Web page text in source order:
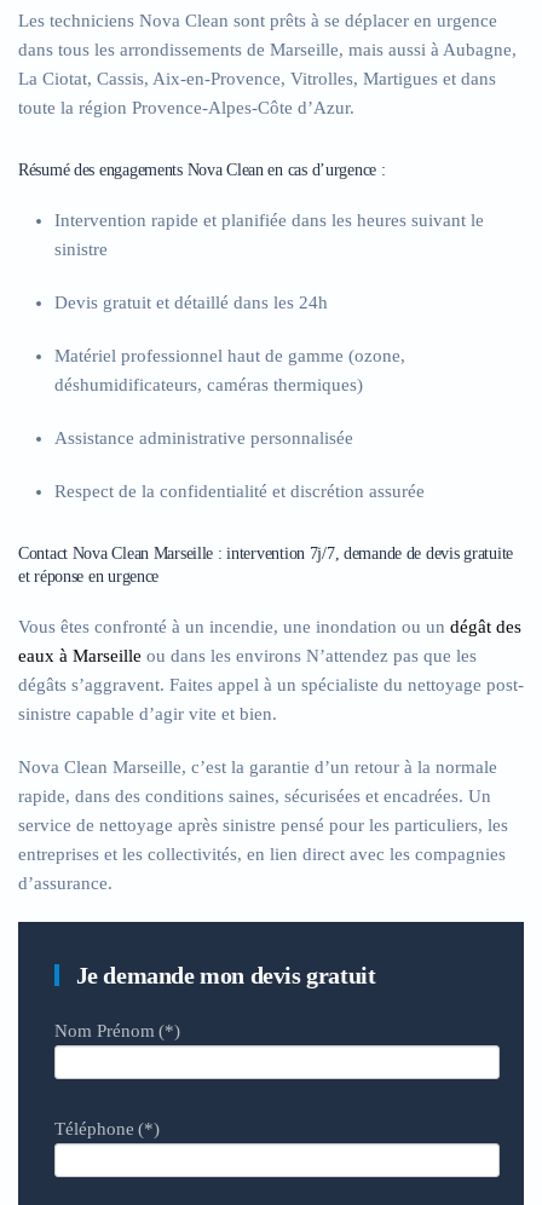
Les techniciens Nova Clean sont prêts à se déplacer en urgence
dans tous les arrondissements de Marseille, mais aussi à Aubagne,
La Ciotat, Cassis, Aix-en-Provence, Vitrolles, Martigues et dans
toute la région Provence-Alpes-Côte d’Azur.
Résumé des engagements Nova Clean en cas d’urgence :
Intervention rapide et planifiée dans les heures suivant le
sinistre
Devis gratuit et détaillé dans les 24h
Matériel professionnel haut de gamme (ozone,
déshumidificateurs, caméras thermiques)
Assistance administrative personnalisée
Respect de la confidentialité et discrétion assurée
Contact Nova Clean Marseille : intervention 7j/7, demande de devis gratuite
et réponse en urgence
Vous êtes confronté à un incendie, une inondation ou un dégât des
eaux à Marseille ou dans les environs N’attendez pas que les
dégâts s’aggravent. Faites appel à un spécialiste du nettoyage post-
sinistre capable d’agir vite et bien.
Nova Clean Marseille, c’est la garantie d’un retour à la normale
rapide, dans des conditions saines, sécurisées et encadrées. Un
service de nettoyage après sinistre pensé pour les particuliers, les
entreprises et les collectivités, en lien direct avec les compagnies
d’assurance.
Je demande mon devis gratuit
Nom Prénom (*)
Téléphone (*)